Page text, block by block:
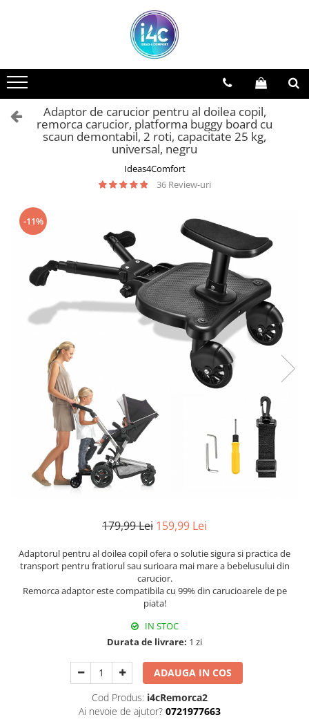
Adaptor de carucior pentru al doilea copil,
remorca carucior, platforma buggy board cu
scaun demontabil, 2 roti, capacitate 25 kg,
universal, negru
Ideas4Comfort
36 Review-uri
-11%
179,99 Lei 159,99 Lei
Adaptorul pentru al doilea copil ofera o solutie sigura si practica de
transport pentru fratiorul sau surioara mai mare a bebelusului din
carucior.
Remorca adaptor este compatibila cu 99% din carucioarele de pe
piata!
IN STOC
Durata de livrare: 1 zi
ADAUGA IN COS
Cod Produs: i4cRemorca2
Ai nevoie de ajutor? 0721977663